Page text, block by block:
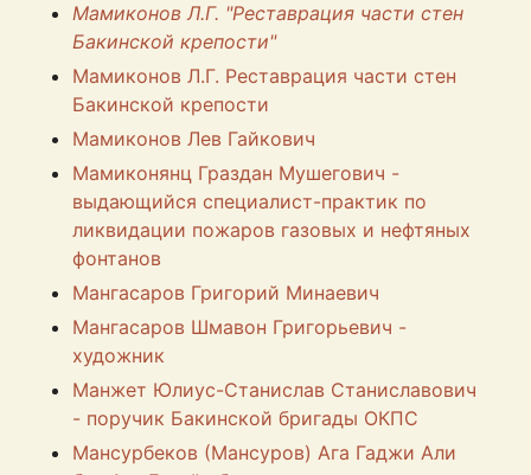
Мамиконов Л.Г. "Реставрация части стен
Бакинской крепости"
Мамиконов Л.Г. Реставрация части стен
Бакинской крепости
Мамиконов Лев Гайкович
Мамиконянц Граздан Мушегович -
выдающийся специалист-практик по
ликвидации пожаров газовых и нефтяных
фонтанов
Мангасаров Григорий Минаевич
Мангасаров Шмавон Григорьевич -
художник
Манжет Юлиус-Станислав Станиславович
- поручик Бакинской бригады ОКПС
Мансурбеков (Мансуров) Ага Гаджи Али